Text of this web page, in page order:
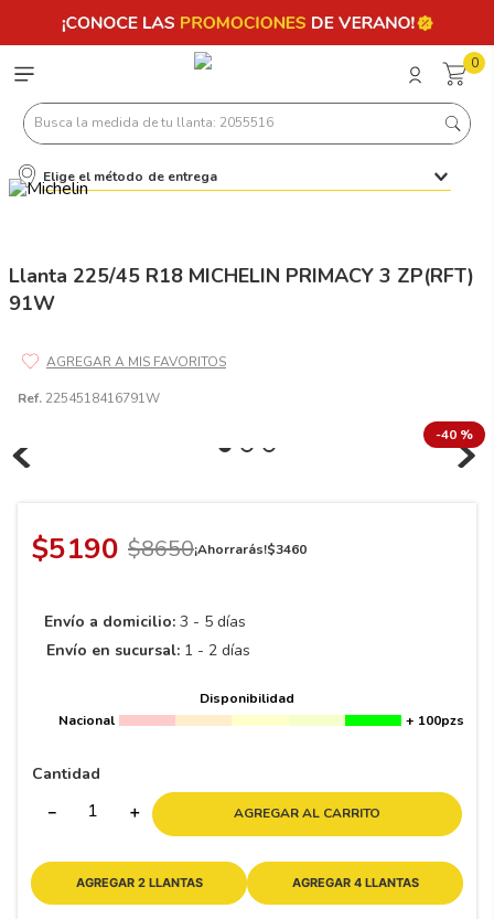
0
Busca la medida de tu llanta: 2055516
Elige el método de entrega
Llanta 225/45 R18 MICHELIN PRIMACY 3 ZP(RFT)
91W
Ref. 2254518416791W
-40 %
$5190 $8650¡Ahorrarás!$3460
Envío a domicilio: 3 - 5 días
Envío en sucursal: 1 - 2 días
Disponibilidad
Nacional
+ 100pzs
Cantidad
＋
－ AGREGAR AL CARRITO
AGREGAR 2 LLANTAS AGREGAR 4 LLANTAS
Términos más buscados
7 245